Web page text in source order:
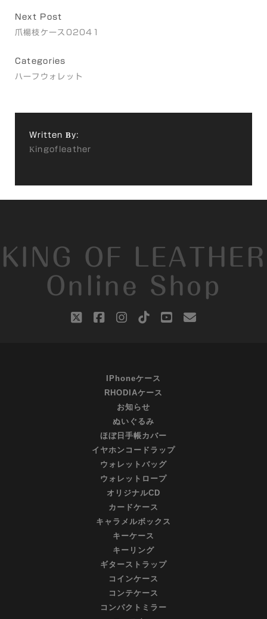
Next Post
爪楊枝ケース02041
Categories
ハーフウォレット
Written By:
Kingofleather
KING OF LEATHER
Online Shop
twitterfacebookinstagram
tiktokyoutube
email
IPhoneケース
RHODIAケース
お知らせ
ぬいぐるみ
ほぼ日手帳カバー
イヤホンコードラップ
ウォレットバッグ
ウォレットロープ
オリジナルCD
カードケース
キャラメルボックス
キーケース
キーリング
ギターストラップ
コインケース
コンテケース
コンパクトミラー